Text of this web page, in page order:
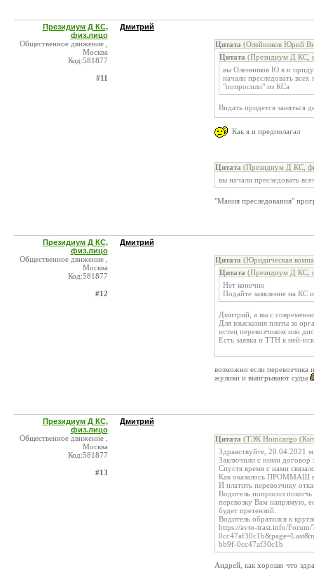
Президиум Д КС,
физ.лицо
Общественное движение ,
Москва
Код:581877
#11
Дмитрий
Цитата (Олейников Юрий
Цитата (Президиум Д КС,
вы Оленников Ю.в и
начали преследовать
"попросили" из КСа
Видать придется заняться
Как я и предполагал
Цитата (Президиум Д КС,
вы начали преследовать
"Мания преследования"
Президиум Д КС,
физ.лицо
Общественное движение ,
Москва
Код:581877
#12
Дмитрий
Цитата (Юридическая
Цитата (Президиум Д КС,
Нет конечно
Подайте заявление на КС
Дмитрий, а вы с
Для взыскания платы за
истец перевозчиком или
Есть заявка и ТТН к ней-
возможно если перевозчика
жулики и выигрывают суды
Президиум Д КС,
физ.лицо
Общественное движение ,
Москва
Код:581877
#13
Дмитрий
Цитата (ТЭК Homсargo
Здравствуйте,
Заключили с ними договор
Спустя время с нами
Как оказалось ПРОММАШ
И платить перевозчику
Водитель попросил помочь
перевозку Вам напрямую,
будет претензий.
Водитель обратился к
https://avto-trast.info/
bb9f-0cc47af30c1b
Андрей, как хорошо что